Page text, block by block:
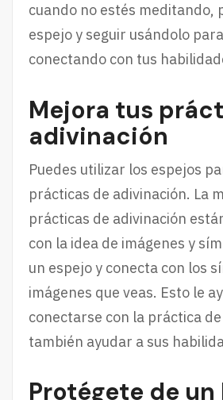
cuando no estés meditando,
espejo y seguir usándolo
conectando con tus
Mejora tus
adivinación
Puedes utilizar los espejos
prácticas de adivinación. La
prácticas de adivinación
con la idea de imágenes y
un espejo y conecta con los
imágenes que veas. Esto le
conectarse con la práctica
también ayudar a sus
Protégete de un